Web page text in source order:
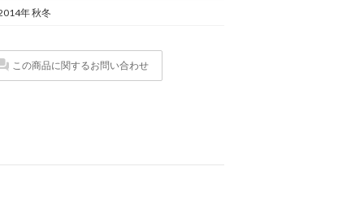
年 秋冬
この商品に関するお問い合わせ